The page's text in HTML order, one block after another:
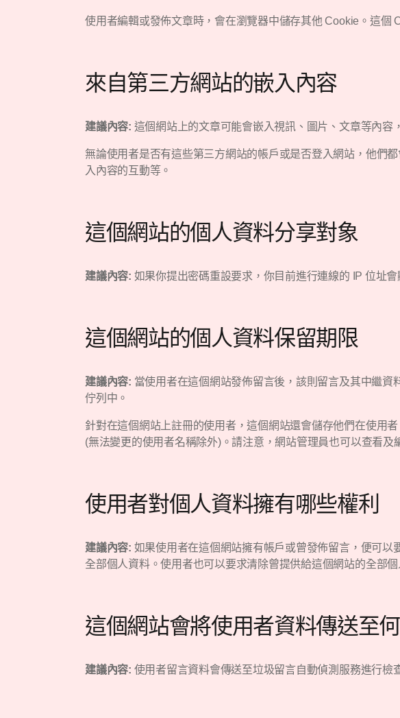
使用者編輯或發佈文章時，會在瀏覽器中儲存其他 Cookie。這個
來自第三方網站的嵌入內容
建議內容: 這個網站上的文章可能會嵌入視訊、圖片、文章等內
無論使用者是否有這些第三方網站的帳戶或是否登入網站，他們
入內容的互動等。
這個網站的個人資料分享對象
建議內容: 如果你提出密碼重設要求，你目前進行連線的 IP 位址
這個網站的個人資料保留期限
建議內容: 當使用者在這個網站發佈留言後，該則留言及其中繼
佇列中。
針對在這個網站上註冊的使用者，這個網站還會儲存他們在使用
(無法變更的使用者名稱除外)。請注意，網站管理員也可以查看及
使用者對個人資料擁有哪些權利
建議內容: 如果使用者在這個網站擁有帳戶或曾發佈留言，便可
全部個人資料。使用者也可以要求清除曾提供給這個網站的全部
這個網站會將使用者資料傳送至
建議內容: 使用者留言資料會傳送至垃圾留言自動偵測服務進行檢